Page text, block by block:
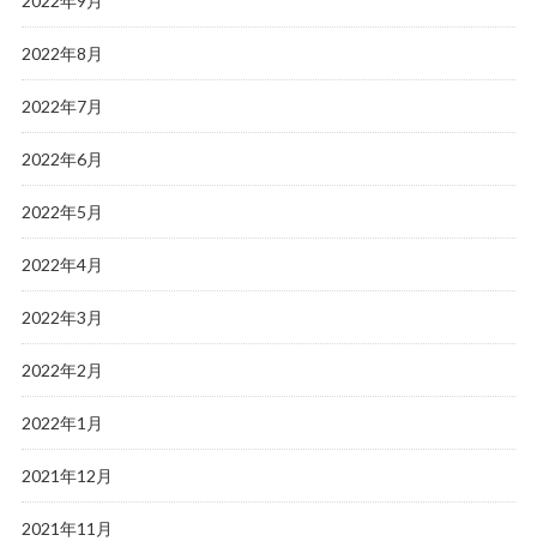
2022年8月
2022年7月
2022年6月
2022年5月
2022年4月
2022年3月
2022年2月
2022年1月
2021年12月
2021年11月